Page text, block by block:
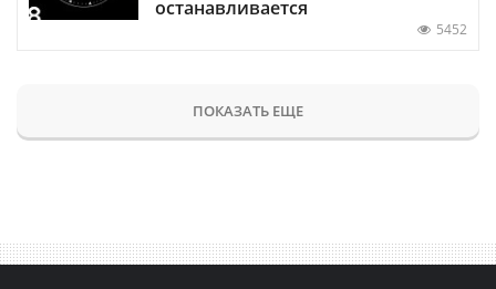
останавливается
5452
ПОКАЗАТЬ ЕЩЕ